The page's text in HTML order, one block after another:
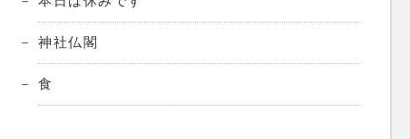
神社仏閣
食